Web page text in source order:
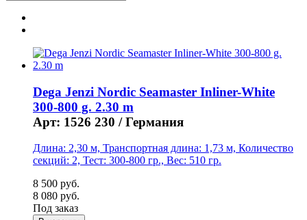
Dega Jenzi Nordic Seamaster Inliner-White
300-800 g. 2.30 m
Арт: 1526 230 /Германия
Длина: 2,30 м, Транспортная длина: 1,73 м, Количество
секций: 2, Тест: 300-800 гр., Вес: 510 гр.
8 500 руб.
8 080 руб.
Под заказ